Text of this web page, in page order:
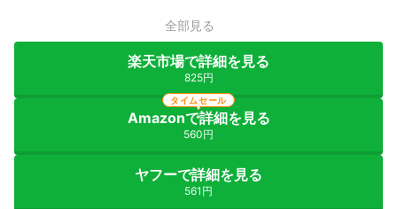
全部見る
楽天市場で詳細を見る
825円
Amazonで詳細を見る
560円
タイムセール
ヤフーで詳細を見る
561円